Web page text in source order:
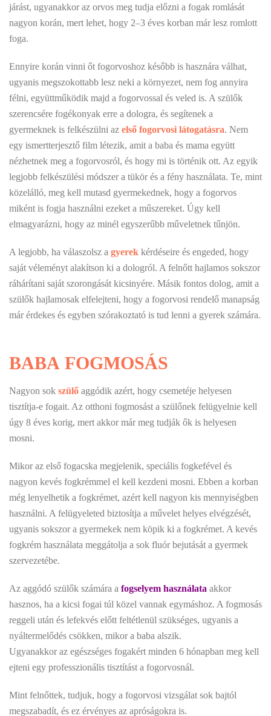
járást, ugyanakkor az orvos meg tudja előzni a fogak romlását
nagyon korán, mert lehet, hogy 2–3 éves korban már lesz romlott
foga.
Ennyire korán vinni őt fogorvoshoz később is hasznára válhat,
ugyanis megszokottabb lesz neki a környezet, nem fog annyira
félni, együttműködik majd a fogorvossal és veled is. A szülők
szerencsére fogékonyak erre a dologra, és segítenek a
gyermeknek is felkészülni az első fogorvosi látogatásra. Nem
egy ismertterjesztő film létezik, amit a baba és mama együtt
nézhetnek meg a fogorvosról, és hogy mi is történik ott. Az egyik
legjobb felkészülési módszer a tükör és a fény használata. Te, mint
közelálló, meg kell mutasd gyermekednek, hogy a fogorvos
miként is fogja használni ezeket a műszereket. Úgy kell
elmagyarázni, hogy az minél egyszerűbb műveletnek tűnjön.
A legjobb, ha válaszolsz a gyerek kérdéseire és engeded, hogy
saját véleményt alakítson ki a dologról. A felnőtt hajlamos sokszor
ráhárítani saját szorongását kicsinyére. Másik fontos dolog, amit a
szülők hajlamosak elfelejteni, hogy a fogorvosi rendelő manapság
már érdekes és egyben szórakoztató is tud lenni a gyerek számára.
BABA FOGMOSÁS
Nagyon sok szülő aggódik azért, hogy csemetéje helyesen
tisztítja-e fogait. Az otthoni fogmosást a szülőnek felügyelnie kell
úgy 8 éves korig, mert akkor már meg tudják ők is helyesen
mosni.
Mikor az első fogacska megjelenik, speciális fogkefével és
nagyon kevés fogkrémmel el kell kezdeni mosni. Ebben a korban
még lenyelhetik a fogkrémet, azért kell nagyon kis mennyiségben
használni. A felügyeleted biztosítja a művelet helyes elvégzését,
ugyanis sokszor a gyermekek nem köpik ki a fogkrémet. A kevés
fogkrém használata meggátolja a sok fluór bejutását a gyermek
szervezetébe.
Az aggódó szülők számára a fogselyem használata akkor
hasznos, ha a kicsi fogai túl közel vannak egymáshoz. A fogmosás
reggeli után és lefekvés előtt feltétlenül szükséges, ugyanis a
nyáltermelődés csökken, mikor a baba alszik.
Ugyanakkor az egészséges fogakért minden 6 hónapban meg kell
ejteni egy professzionális tisztítást a fogorvosnál.
Mint felnőttek, tudjuk, hogy a fogorvosi vizsgálat sok bajtól
megszabadít, és ez érvényes az apróságokra is.